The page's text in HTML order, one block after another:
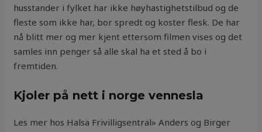
husstander i fylket har ikke høyhastighetstilbud og de
fleste som ikke har, bor spredt og koster flesk. De har
nå blitt mer og mer kjent ettersom filmen vises og det
samles inn penger så alle skal ha et sted å bo i
fremtiden.
Kjoler på nett i norge vennesla
Les mer hos Halsa Frivilligsentral» Anders og Birger